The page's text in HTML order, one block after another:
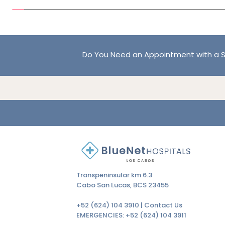
Do You Need an Appointment with a
Transpeninsular km 6.3
Cabo San Lucas, BCS 23455
+52 (624) 104 3910 | Contact Us
EMERGENCIES: +52 (624) 104 3911